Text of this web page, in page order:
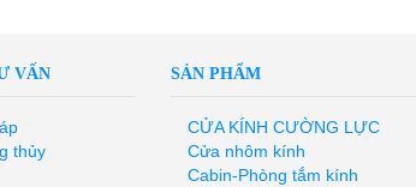
VẤN
thủy
SẢN PHẨM
CỬA KÍNH CƯỜNG LỰC
Cửa nhôm kính
Cabin-Phòng tắm kính